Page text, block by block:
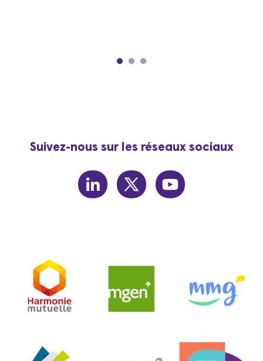
Suivez-nous sur les réseaux sociaux
linkedin twitter